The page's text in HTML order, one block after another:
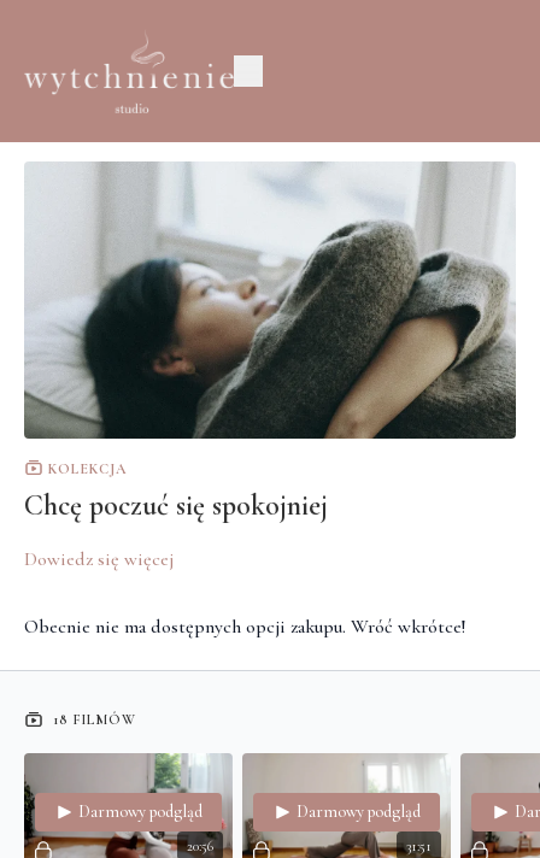
KOLEKCJA
Chcę poczuć się spokojniej
Dowiedz się więcej
Obecnie nie ma dostępnych opcji zakupu. Wróć wkrótce!
18 FILMÓW
20:56
Darmowy podgląd
31:51
Darmowy podgląd